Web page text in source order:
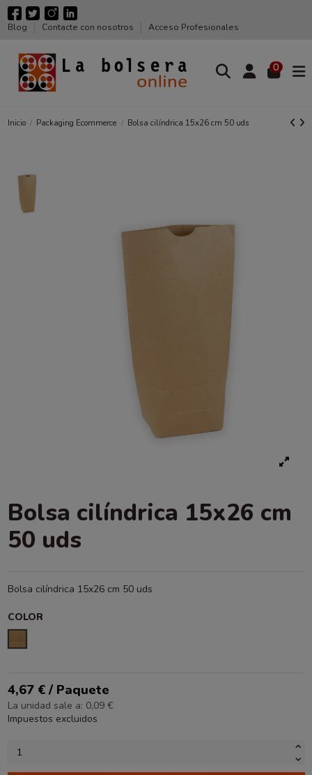
Blog Contacte con nosotros Acceso Profesionales
0
Inicio Packaging Ecommerce Bolsa cilíndrica 15x26 cm 50 uds
Bolsa cilíndrica 15x26 cm
50 uds
Bolsa cilíndrica 15x26 cm 50 uds
COLOR
4,67 € / Paquete
La unidad sale a: 0,09 €
Impuestos excluidos